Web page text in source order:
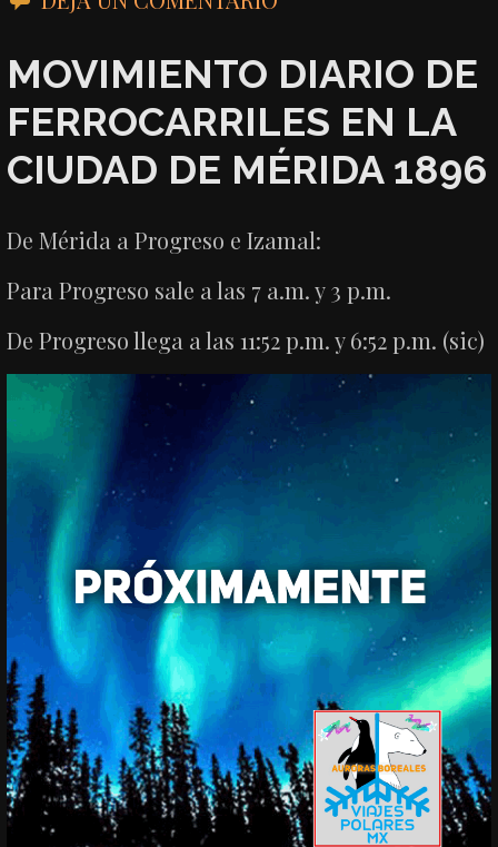
MOVIMIENTO DIARIO DE
FERROCARRILES EN LA
CIUDAD DE MÉRIDA 1896
De Mérida a Progreso e Izamal:
Para Progreso sale a las 7 a.m. y 3 p.m.
De Progreso llega a las 11:52 p.m. y 6:52 p.m. (sic)